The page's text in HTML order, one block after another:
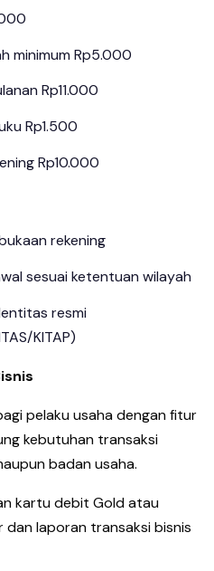
minimum Rp5.000
Rp11.000
Rp1.500
Rp10.000
rekening
sesuai ketentuan wilayah
resmi
KITAP)
pelaku usaha dengan fitur
kebutuhan transaksi
badan usaha.
kartu debit Gold atau
dan laporan transaksi bisnis